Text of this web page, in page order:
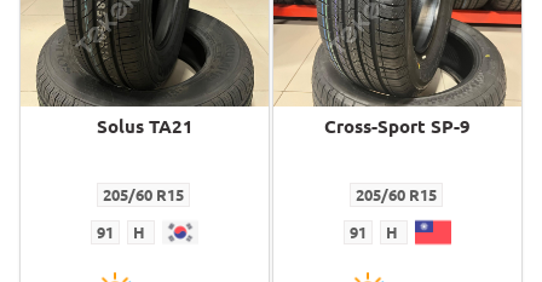
Solus TA21
205/60 R15
91 H
Cross-Sport SP-9
205/60 R15
91 H